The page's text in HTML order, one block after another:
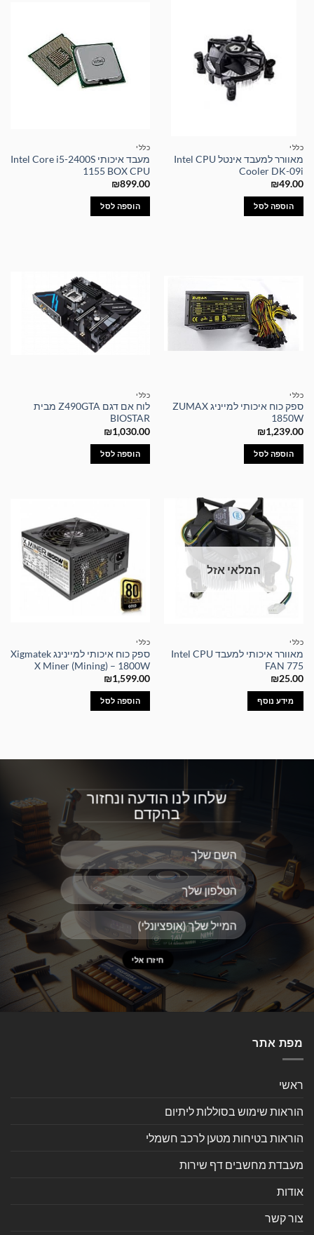
כללי
מאוורר למעבד אינטל Intel CPU
Cooler DK-09i
₪49.00
הוספה לסל
כללי
מעבד איכותי Intel Core i5-2400S
1155 BOX CPU
₪899.00
הוספה לסל
כללי
ספק כוח איכותי למייניג ZUMAX
1850W
₪1,239.00
הוספה לסל
כללי
לוח אם דגם Z490GTA מבית
BIOSTAR
₪1,030.00
הוספה לסל
המלאי אזל
כללי
מאוורר איכותי למעבד Intel CPU
FAN 775
₪25.00
מידע נוסף
כללי
ספק כוח איכותי למיינינג Xigmatek
X Miner (Mining) – 1800W
₪1,599.00
הוספה לסל
שלחו לנו הודעה ונחזור
בהקדם
מפת אתר
ראשי
הוראות שימוש בסוללות ליתיום
הוראות בטיחות מטען לרכב חשמלי
מעבדת מחשבים דף שירות
אודות
צור קשר